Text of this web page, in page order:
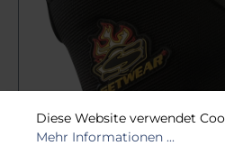
Diese Website verwendet
Mehr Informationen ...